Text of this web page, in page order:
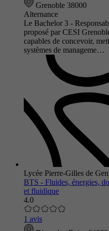
Grenoble 38000
Alternance
Le Bachelor 3 -
proposé par CESI
capables de concevoir,
systèmes de manageme…
Lycée Pierre-Gilles de
BTS - Fluides, énergies,
et fluidique
4.0
1 avis